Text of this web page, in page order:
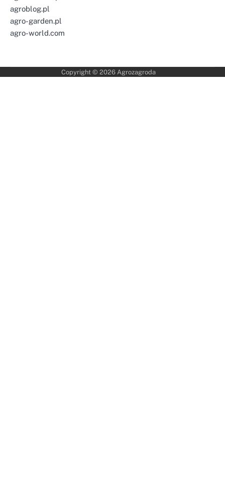
agroblog.pl
agro-garden.pl
agro-world.com
Copyright © 2026 Agrozagroda